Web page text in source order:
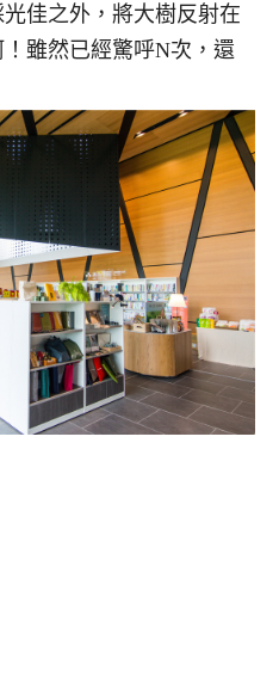
佳之外，將大樹反射在
雖然已經驚呼N次，還